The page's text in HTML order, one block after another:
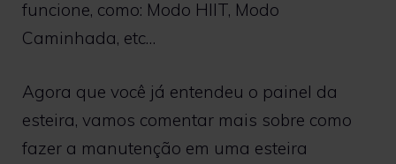
funcione, como: Modo HIIT, Modo
Caminhada, etc…
Agora que você já entendeu o painel da
esteira, vamos comentar mais sobre como
fazer a manutenção em uma esteira